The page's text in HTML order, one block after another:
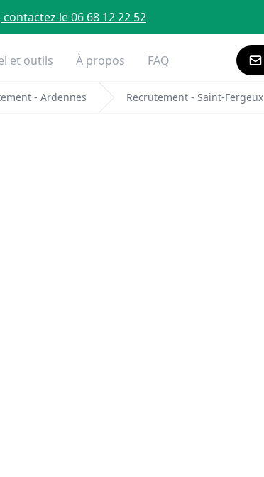
le 06 68 12 22 52
et outils À propos FAQ
- Ardennes Recrutement - Saint-Fergeux